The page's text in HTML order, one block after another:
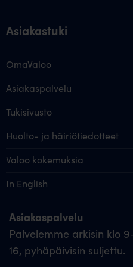
Asiakastuki
OmaValoo
Asiakaspalvelu
Tukisivusto
Huolto- ja häiriötiedotteet
Valoo kokemuksia
In English
Asiakaspalvelu
Palvelemme arkisin klo
16, pyhäpäivisin suljettu.